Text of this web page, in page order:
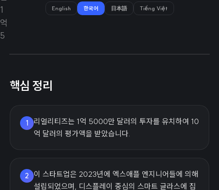
English 한국어 日本語 Tiếng Việt
핵심 정리
1
리얼리티즈는 1억 5000만 달러의 투자를 유치하여 10
억 달러의 평가액을 받았습니다.
2
이 스타트업은 2023년에 엑스애플 엔지니어들에 의해
설립되었으며, 디스플레이 중심의 스마트 글라스에 집